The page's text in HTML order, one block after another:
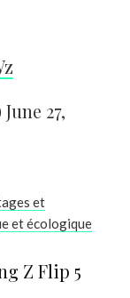
June 27,
et
et écologique
Z Flip 5